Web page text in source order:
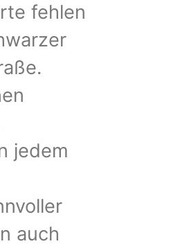
fehlen
jedem
auch